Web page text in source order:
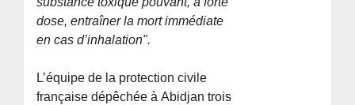
dose, entraîner la mort immédiate
en cas d’inhalation".
L’équipe de la protection civile
française dépêchée à Abidjan trois